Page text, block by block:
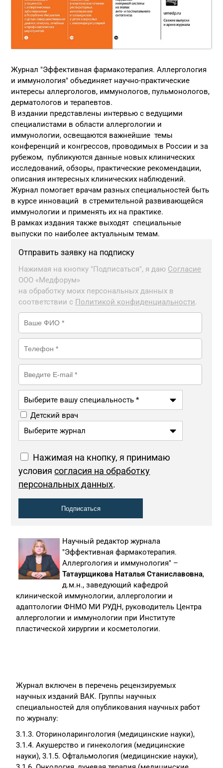
Журнал "Эффективная фармакотерапия. Аллергология
и иммунология" объединяет научно-практические
интересы аллергологов, иммунологов, пульмонологов,
дерматологов и терапевтов.
В издании представлены интервью с ведущими
специалистами в области аллергологии и
иммунологии, освещаются важнейшие темы
конференций и конгрессов, проводимых в России и за
рубежом, публикуются данные новых клинических
исследований, обзоры, практические рекомендации,
описания интересных клинических наблюдений.
Журнал помогает врачам разных специальностей быть
в курсе инноваций в стремительной развивающейся
иммунологии и применять их на практике.
В рамках издания также выходят специальные
выпуски по наиболее актуальным темам.
Отправить заявку на подписку
Нажимая на кнопку "Подписаться", я даю Согласие
ООО «Медфорум»
на обработку моих персональных данных в
соответствии с Политикой конфиденциальности.
Выберите вашу специальность *
Детский врач
Выберите журнал
Нажимая на кнопку, я принимаю
условиясогласия на обработку
персональных данных.
Научный редактор журнала
"Эффективная фармакотерапия.
Аллергология и иммунология" –
Татаурщикова Наталья Станиславовна,
д.м.н., заведующий кафедрой
клинической иммунологии, аллергологии и
адаптологии ФНМО МИ РУДН, руководитель Центра
аллергологии и иммунологии при Институте
пластической хирургии и косметологии.
Журнал включен в перечень рецензируемых
научных изданий ВАК. Группы научных
специальностей для опубликования научных работ
по журналу:
3.1.3. Оториноларингология (медицинские науки),
3.1.4. Акушерство и гинекология (медицинские
науки), 3.1.5. Офтальмология (медицинские науки),